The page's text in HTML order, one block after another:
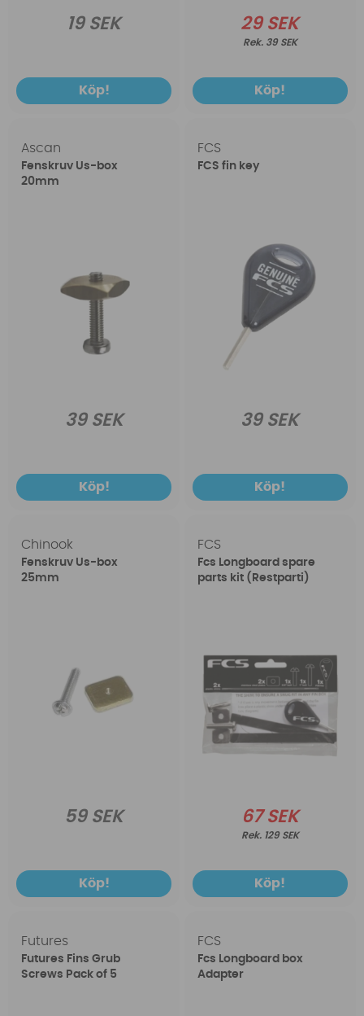
19 SEK
Köp!
29 SEK
39 SEK
Köp!
Ascan
Fenskruv Us-box
20mm
39 SEK
Köp!
FCS
FCS fin key
39 SEK
Köp!
Chinook
Fenskruv Us-box
25mm
59 SEK
Köp!
FCS
Fcs Longboard spare
parts kit (Restparti)
67 SEK
129 SEK
Köp!
Futures
Futures Fins Grub
Screws Pack of 5
FCS
Fcs Longboard box
Adapter